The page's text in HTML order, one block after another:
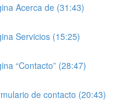
Acerca de (31:43)
Servicios (15:25)
“Contacto” (28:47)
de contacto (20:43)